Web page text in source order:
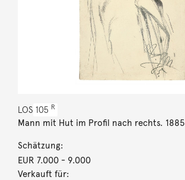
LOS 105 R
Mann mit Hut im Profil nach rechts. 1885
Schätzung:
EUR 7.000- 9.000
Verkauft für: